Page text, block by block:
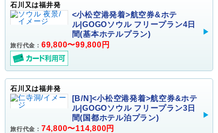
石川又は福井発
<小松空港発着>航空券&ホテ
ル|GOGOソウル フリープラン4日
間(基本ホテルプラン)
旅行代金： 69,800〜99,800円
石川又は福井発
[B/N]<小松空港発着>航空券&ホテ
ル|GOGOソウル フリープラン3日
間(国都ホテル泊プラン)
旅行代金： 74,800〜114,800円